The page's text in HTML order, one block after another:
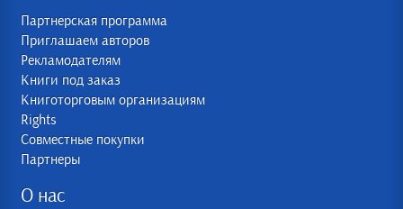
Партнерская программа
Приглашаем авторов
Рекламодателям
Книги под заказ
Книготорговым организациям
Rights
Совместные покупки
Партнеры
О нас